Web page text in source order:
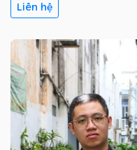
Liên hệ